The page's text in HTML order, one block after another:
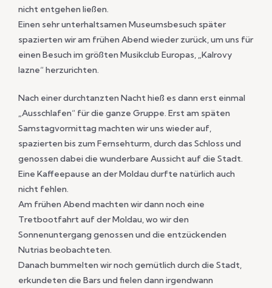
nicht entgehen ließen.
Einen sehr unterhaltsamen Museumsbesuch später
spazierten wir am frühen Abend wieder zurück, um uns für
einen Besuch im größten Musikclub Europas, „Kalrovy
Iazne“ herzurichten.
Nach einer durchtanzten Nacht hieß es dann erst einmal
„Ausschlafen“ für die ganze Gruppe. Erst am späten
Samstagvormittag machten wir uns wieder auf,
spazierten bis zum Fernsehturm, durch das Schloss und
genossen dabei die wunderbare Aussicht auf die Stadt.
Eine Kaffeepause an der Moldau durfte natürlich auch
nicht fehlen.
Am frühen Abend machten wir dann noch eine
Tretbootfahrt auf der Moldau, wo wir den
Sonnenuntergang genossen und die entzückenden
Nutrias beobachteten.
Danach bummelten wir noch gemütlich durch die Stadt,
erkundeten die Bars und fielen dann irgendwann